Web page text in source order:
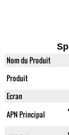
Nom du Produit
Produit
Ecran
APN Principal